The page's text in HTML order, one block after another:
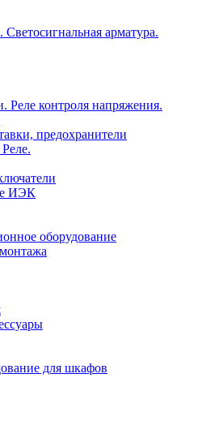
арматура.
Реле контроля напряжения.
предохранители
ИЭК
оборудование
для шкафов